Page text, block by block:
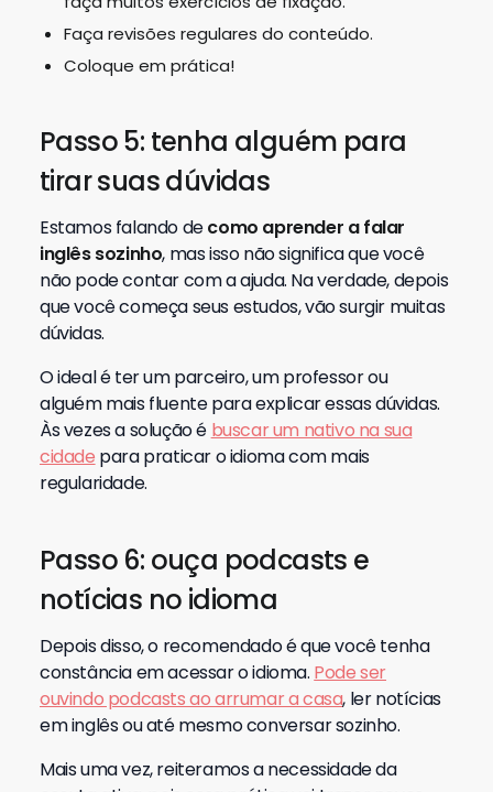
Faça revisões regulares do conteúdo.
Coloque em prática!
Passo 5: tenha alguém para
tirar suas dúvidas
Estamos falando decomo aprender a falar
inglês sozinho, mas isso não significa que você
não pode contar com a ajuda. Na verdade, depois
que você começa seus estudos, vão surgir muitas
dúvidas.
O ideal é ter um parceiro, um professor ou
alguém mais fluente para explicar essas dúvidas.
Às vezes a solução é buscar um nativo na sua
cidade para praticar o idioma com mais
regularidade.
Passo 6: ouça podcasts e
notícias no idioma
Depois disso, o recomendado é que você tenha
constância em acessar o idioma. Pode ser
ouvindo podcasts ao arrumar a casa, ler notícias
em inglês ou até mesmo conversar sozinho.
Mais uma vez, reiteramos a necessidade da